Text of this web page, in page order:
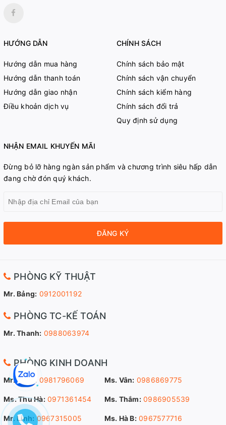
HƯỚNG DẪN
Hướng dẫn mua hàng
Hướng dẫn thanh toán
Hướng dẫn giao nhận
Điều khoản dịch vụ
CHÍNH SÁCH
Chính sách bảo mật
Chính sách vận chuyển
Chính sách kiểm hàng
Chính sách đổi trả
Quy định sử dụng
NHẬN EMAIL KHUYẾN MÃI
Đừng bỏ lỡ hàng ngàn sản phẩm và chương trình siêu hấp dẫn
đang chờ đón quý khách.
ĐĂNG KÝ
PHÒNG KỸ THUẬT
Mr. Bảng: 0912001192
PHÒNG TC-KẾ TOÁN
Mr. Thanh: 0988063974
PHÒNG KINH DOANH
Mr. Sang: 0981796069 Ms. Vân: 0986869775
Ms. Thu Hà: 0971361454 Ms. Thắm: 0986905539
Mr. Linh: 0967315005 Ms. Hà B: 0967577716